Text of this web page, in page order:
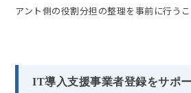
アント側の役割分担の整理を事前に行うこ
IT導入支援事業者登録をサポ